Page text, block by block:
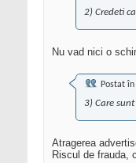
2) Credeti
Nu vad nici o
Postat
3) Care
Atragerea
Riscul de frauda,